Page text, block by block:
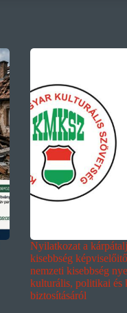
Nyilatkozat a
kisebbség
nemzeti kisebbség
kulturális, politikai és
biztosításáról